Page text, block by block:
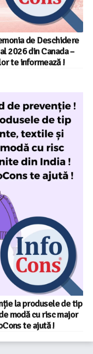
de Deschidere
2026 din Canada –
te informează !
la produsele de tip
modă cu risc major
te ajută !